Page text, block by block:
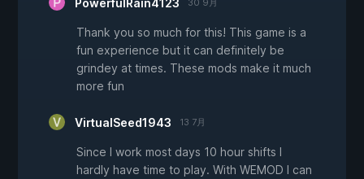
Thank you so much for this! This game is a
fun experience but it can definitely be
grindey at times. These mods make it much
more fun
VirtualSeed1943 13 7月
Since I work most days 10 hour shifts I
hardly have time to play. With WEMOD I can